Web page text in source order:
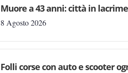
Muore a 43 anni: città in
8 Agosto 2026
Folli corse con auto e scooter